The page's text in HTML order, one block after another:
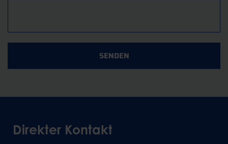
SENDEN
Direkter Kontakt